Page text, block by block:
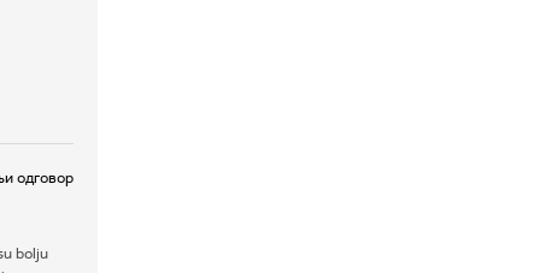
одговор
bolju